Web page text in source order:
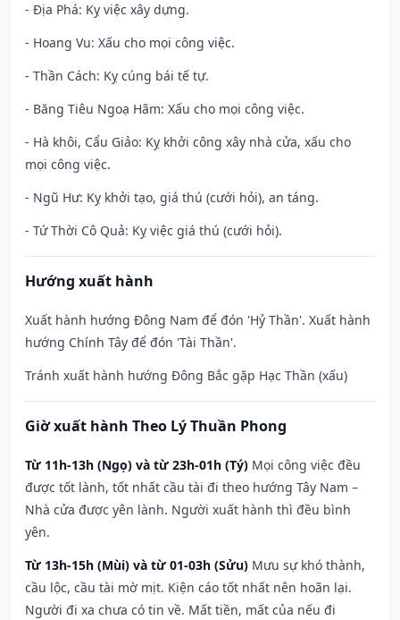
- Địa Phá: Kỵ việc xây dựng.
- Hoang Vu: Xấu cho mọi công việc.
- Thần Cách: Kỵ cúng bái tế tự.
- Băng Tiêu Ngoạ Hãm: Xấu cho mọi công việc.
- Hà khôi, Cẩu Giảo: Kỵ khởi công xây nhà cửa, xấu cho
mọi công việc.
- Ngũ Hư: Kỵ khởi tạo, giá thú (cưới hỏi), an táng.
- Tứ Thời Cô Quả: Kỵ việc giá thú (cưới hỏi).
Hướng xuất hành
Xuất hành hướng Đông Nam để đón 'Hỷ Thần'. Xuất hành
hướng Chính Tây để đón 'Tài Thần'.
Tránh xuất hành hướng Đông Bắc gặp Hạc Thần (xấu)
Giờ xuất hành Theo Lý Thuần Phong
Từ 11h-13h (Ngọ) và từ 23h-01h (Tý) Mọi công việc đều
được tốt lành, tốt nhất cầu tài đi theo hướng Tây Nam –
Nhà cửa được yên lành. Người xuất hành thì đều bình
yên.
Từ 13h-15h (Mùi) và từ 01-03h (Sửu) Mưu sự khó thành,
cầu lộc, cầu tài mờ mịt. Kiện cáo tốt nhất nên hoãn lại.
Người đi xa chưa có tin về. Mất tiền, mất của nếu đi